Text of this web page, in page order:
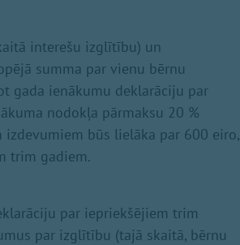
interešu izglītību) un
summa par vienu bērnu
gada ienākumu deklarāciju par
nodokļa pārmaksu 20 %
izdevumiem būs lielāka par 600 eiro,
trim gadiem.
par iepriekšējiem trim
par izglītību (tajā skaitā, bērnu